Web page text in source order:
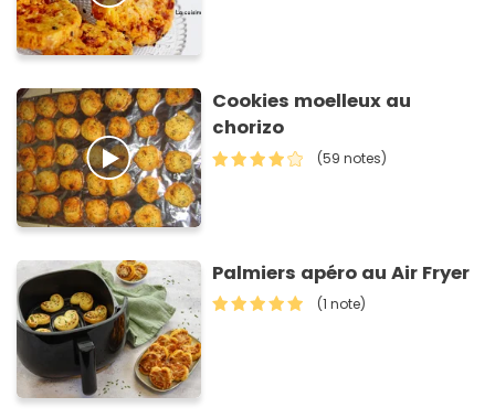
Cookies moelleux au
chorizo
(59 notes)
Palmiers apéro au Air Fryer
(1 note)